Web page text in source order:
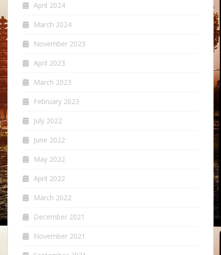
April 2024
March 2024
November 2023
April 2023
March 2023
February 2023
July 2022
June 2022
May 2022
April 2022
March 2022
December 2021
November 2021